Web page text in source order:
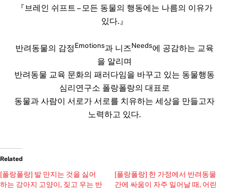
『브레인 쉬프트 – 모든 동물의 행동에는 나름의 이유가
있다.』
반려동물의 감정Emotions과 니즈Needs에 공감하는 교육
을 알리며
반려동물 교육 문화의 패러다임을 바꾸고 있는 동물행동
심리연구소 폴랑폴랑의 대표로
동물과 사람이 서로가 서로를 치유하는 세상을 만들고자
노력하고 있다.
Related
[폴랑폴랑] 발 만지는 것을 싫어
하는 강아지 고양이, 짖고 우는 반
[폴랑폴랑] 한 가정에서 반려동물
간에 싸움이 자주 일어날 때, 어린